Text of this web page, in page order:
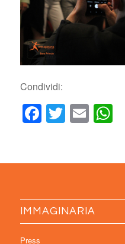
Condividi:
Facebook
Twitter
Email
IMMAGINARIA
Press